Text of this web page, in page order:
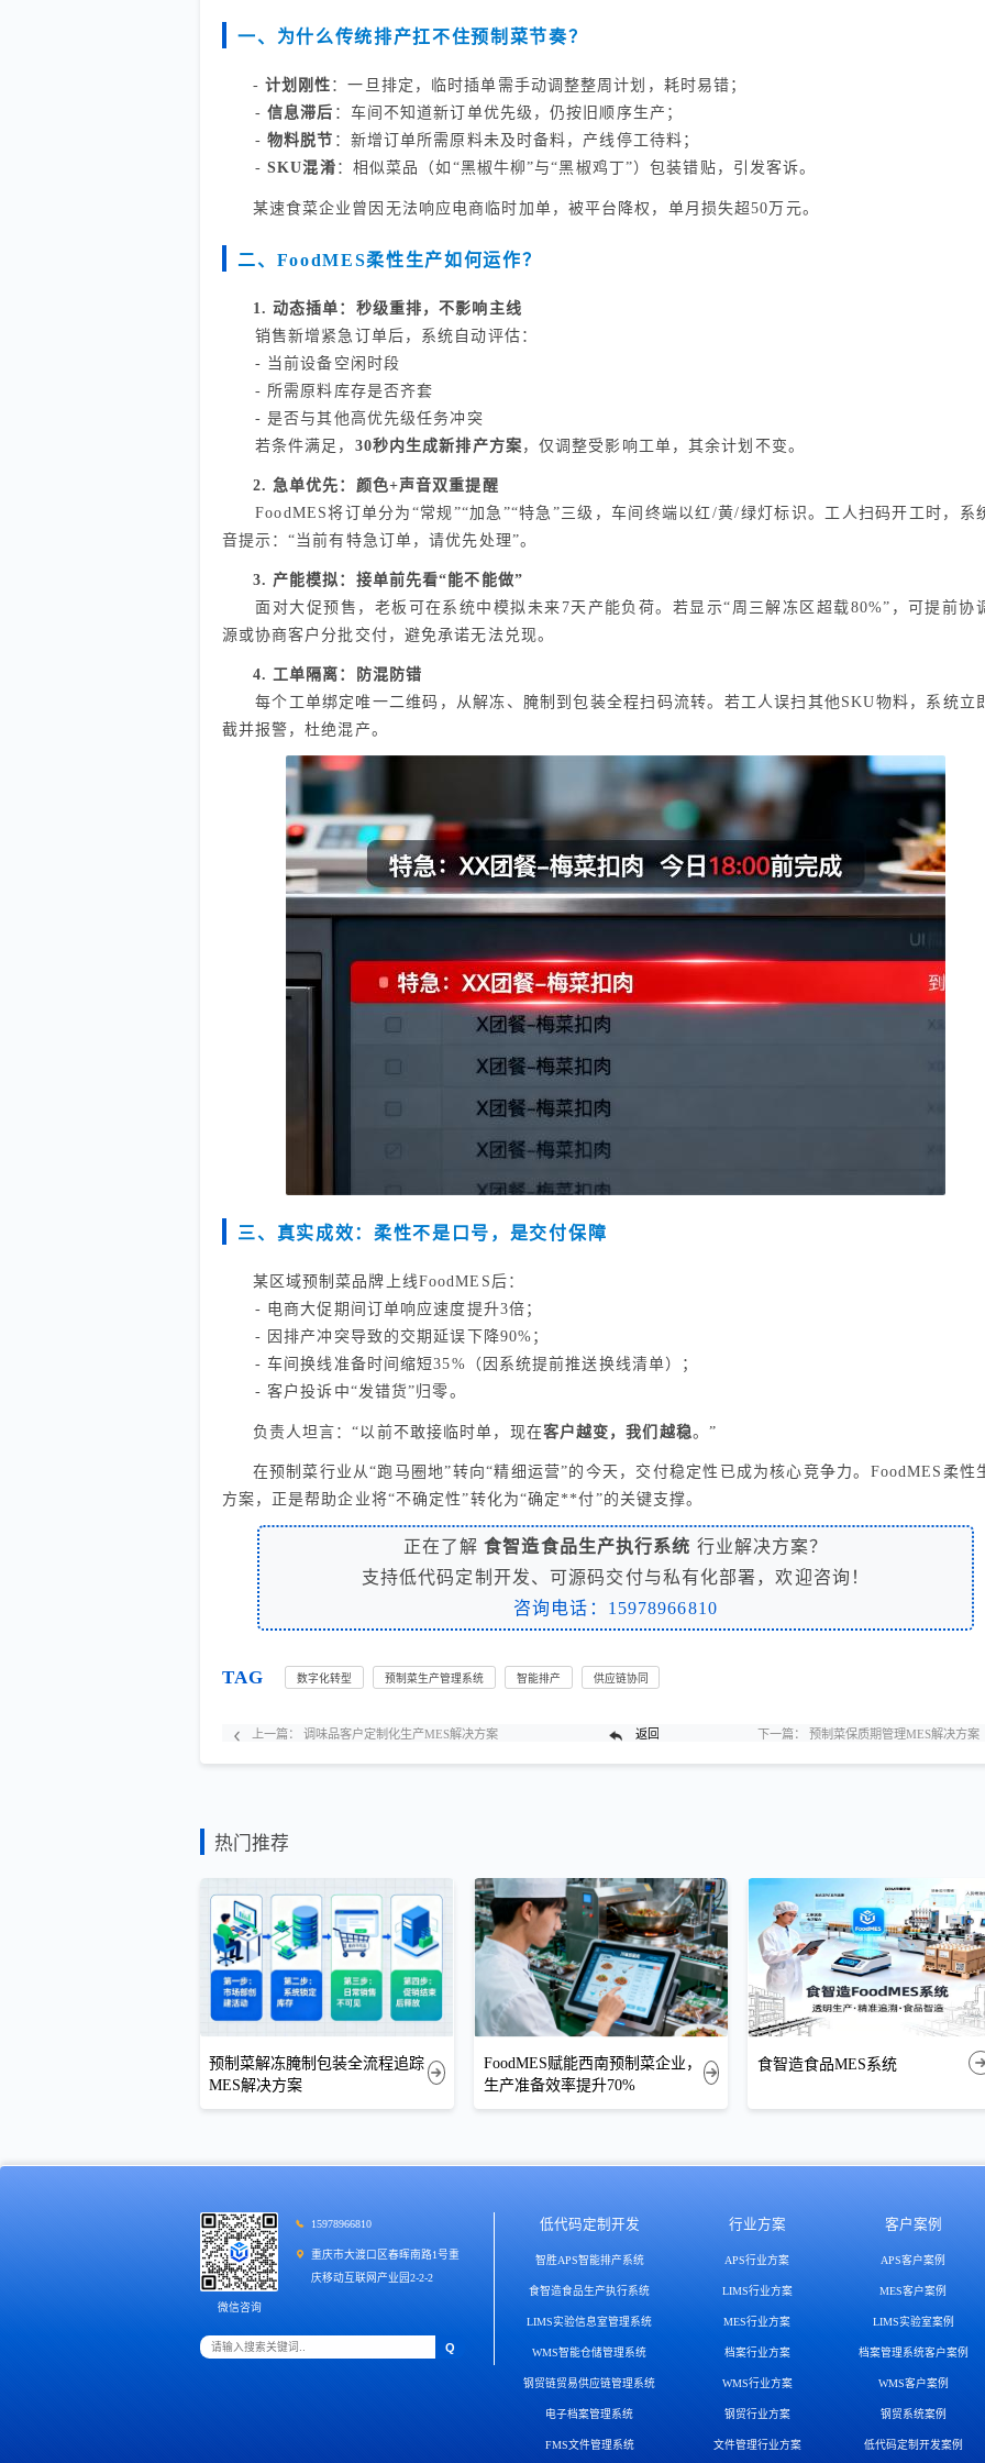
一、为什么传统排产扛不住预制菜节奏？
- 计划刚性 ：一旦排定，临时插单需手动调整整周计划，耗时易错；
-信息滞后 ：车间不知道新订单优先级，仍按旧顺序生产；
-物料脱节 ：新增订单所需原料未及时备料，产线停工待料；
-SKU混淆 ：相似菜品（如“黑椒牛柳”与“黑椒鸡丁”）包装错贴，引发客诉。
某速食菜企业曾因无法响应电商临时加单，被平台降权，单月损失超50万元。
二、FoodMES柔性生产如何运作？
1. 动态插单：秒级重排，不影响主线
销售新增紧急订单后，系统自动评估：
- 当前设备空闲时段
- 所需原料库存是否齐套
- 是否与其他高优先级任务冲突
若条件满足， 30秒内生成新排产方案 ，仅调整受影响工单，其余计划不变。
2. 急单优先：颜色+声音双重提醒
FoodMES将订单分为“常规”“加急”“特急”三级，车间终端以红/黄/绿灯标识。工人扫码开工时，系
音提示：“当前有特急订单，请优先处理”。
3. 产能模拟：接单前先看“能不能做”
面对大促预售，老板可在系统中模拟未来7天产能负荷。若显示“周三解冻区超载80%”，可提前协
源或协商客户分批交付，避免承诺无法兑现。
4. 工单隔离：防混防错
每个工单绑定唯一二维码，从解冻、腌制到包装全程扫码流转。若工人误扫其他SKU物料，系统立
截并报警，杜绝混产。
三、真实成效：柔性不是口号，是交付保障
某区域预制菜品牌上线FoodMES后：
- 电商大促期间订单响应速度提升3倍；
- 因排产冲突导致的交期延误下降90%；
- 车间换线准备时间缩短35%（因系统提前推送换线清单）；
- 客户投诉中“发错货”归零。
负责人坦言：“以前不敢接临时单，现在客户越变，我们越稳。”
在预制菜行业从“跑马圈地”转向“精细运营”的今天，交付稳定性已成为核心竞争力。FoodMES柔性
方案，正是帮助企业将“不确定性”转化为“确定**付”的关键支撑。
正在了解食智造食品生产执行系统 行业解决方案？
支持低代码定制开发、可源码交付与私有化部署，欢迎咨询！
咨询电话：15978966810
TAG 数字化转型 预制菜生产管理系统 智能排产 供应链协同
上一篇： 调味品客户定制化生产MES解决方案 返回 下一篇： 预制菜保质期管理MES解决方案
热门推荐
预制菜解冻腌制包装全流程追踪
MES解决方案
FoodMES赋能西南预制菜企业，
生产准备效率提升70%
食智造食品MES系统
微信咨询
15978966810
重庆市大渡口区春晖南路1号重
庆移动互联网产业园2-2-2
低代码定制开发
智胜APS智能排产系统
食智造食品生产执行系统
LIMS实验信息室管理系统
WMS智能仓储管理系统
钢贸链贸易供应链管理系统
电子档案管理系统
FMS文件管理系统
行业方案
APS行业方案
LIMS行业方案
MES行业方案
档案行业方案
WMS行业方案
钢贸行业方案
文件管理行业方案
客户案例
APS客户案例
MES客户案例
LIMS实验室案例
档案管理系统客户案例
WMS客户案例
钢贸系统案例
低代码定制开发案例